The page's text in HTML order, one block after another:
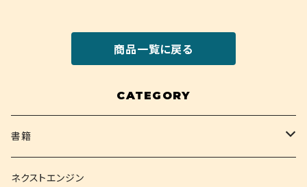
商品一覧に戻る
CATEGORY
書籍
関西大学テキスト
ネクストエンジン